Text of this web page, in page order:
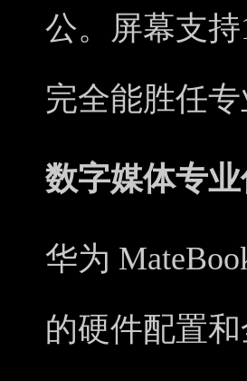
公。屏幕支
完全能胜任
数字媒体专
华为
的硬件配置